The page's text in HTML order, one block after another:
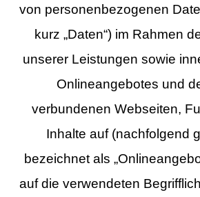
von personenbezogenen
kurz „Daten“) im Rahmen
unserer Leistungen sowie
Onlineangebotes und
verbundenen Webseiten,
Inhalte auf (nachfolgend
bezeichnet als
auf die verwendeten